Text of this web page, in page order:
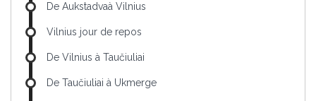
De Aukstadvaà Vilnius
Vilnius jour de repos
De Vilnius à Taučiuliai
De Taučiuliai à Ukmerge